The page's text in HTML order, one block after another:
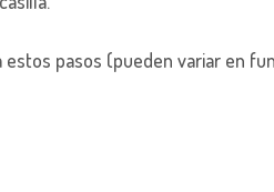
estos pasos (pueden variar en